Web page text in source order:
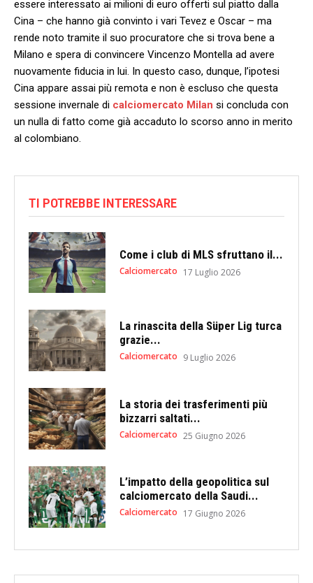
essere interessato ai milioni di euro offerti sul piatto dalla
Cina – che hanno già convinto i vari Tevez e Oscar – ma
rende noto tramite il suo procuratore che si trova bene a
Milano e spera di convincere Vincenzo Montella ad avere
nuovamente fiducia in lui. In questo caso, dunque, l’ipotesi
Cina appare assai più remota e non è escluso che questa
sessione invernale di calciomercato Milan si concluda con
un nulla di fatto come già accaduto lo scorso anno in merito
al colombiano.
TI POTREBBE INTERESSARE
Come i club di MLS sfruttano il...
Calciomercato 17 Luglio 2026
La rinascita della Süper Lig turca
grazie...
Calciomercato 9 Luglio 2026
La storia dei trasferimenti più
bizzarri saltati...
Calciomercato 25 Giugno 2026
L’impatto della geopolitica sul
calciomercato della Saudi...
Calciomercato 17 Giugno 2026